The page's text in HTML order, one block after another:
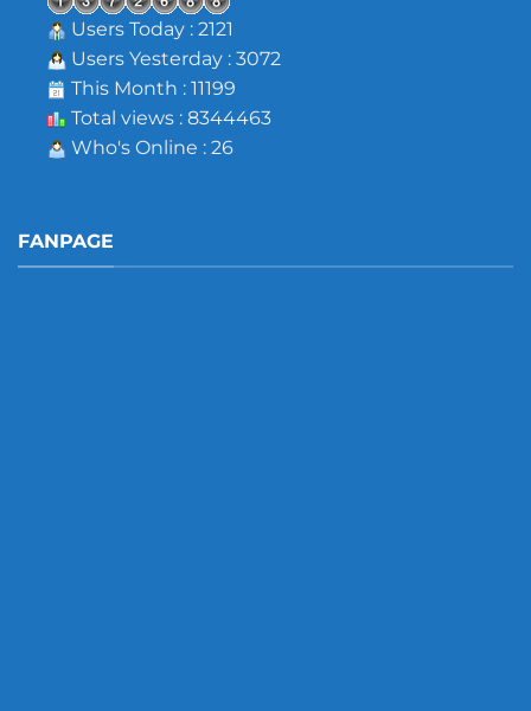
Users Today : 2121
Users Yesterday : 3072
This Month : 11199
Total views : 8344463
Who's Online : 26
FANPAGE